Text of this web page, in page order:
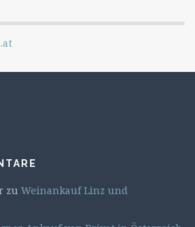
zu Weinankauf Linz und